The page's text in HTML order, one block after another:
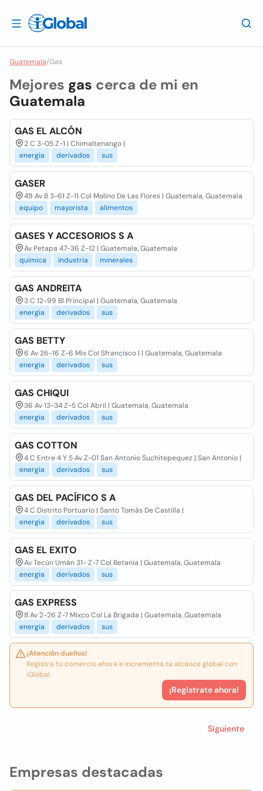
Guatemala/Gas
Empresas destacadas
Mejores gas cerca de mi en
Guatemala
GAS EL ALCÓN
2 C 3-05 Z-1 | Chimaltenango |
energia
derivados sus
GASER
49 Av B 3-61 Z-11 Col Molino De Las Flores | Guatemala, Guatemala
equipo
mayorista alimentos
GASES Y ACCESORIOS S A
Av Petapa 47-36 Z-12 | Guatemala, Guatemala
quimica
industria minerales
GAS ANDREITA
3 C 12-99 Bl Principal | Guatemala, Guatemala
energia
derivados sus
GAS BETTY
6 Av 26-16 Z-6 Mix Col Sfrancisco I | Guatemala, Guatemala
energia
derivados sus
GAS CHIQUI
36 Av 13-34 Z-5 Col Abril | Guatemala, Guatemala
energia
derivados sus
GAS COTTON
4 C Entre 4 Y 5 Av Z-01 San Antonio Suchitepequez | San Antonio |
energia
derivados sus
GAS DEL PACÍFICO S A
4 C Distrito Portuario | Santo Tomás De Castilla |
energia
derivados sus
GAS EL EXITO
Av Tecún Umán 31- Z-7 Col Betania | Guatemala, Guatemala
energia
derivados sus
GAS EXPRESS
8 Av 2-26 Z-7 Mixco Col La Brigada | Guatemala, Guatemala
energia
derivados sus
¡Atención dueños!
Registra tu comercio ahora e incrementa tu alcance global con
iGlobal.
¡Registrate ahora!
Siguiente